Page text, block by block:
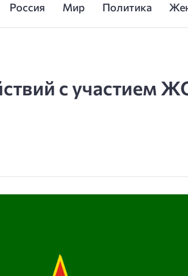
Россия Мир Политика
с участием